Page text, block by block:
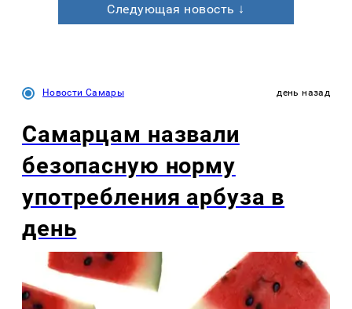
Следующая новость ↓
Новости Самары день назад
Самарцам назвали
безопасную норму
употребления арбуза в
день